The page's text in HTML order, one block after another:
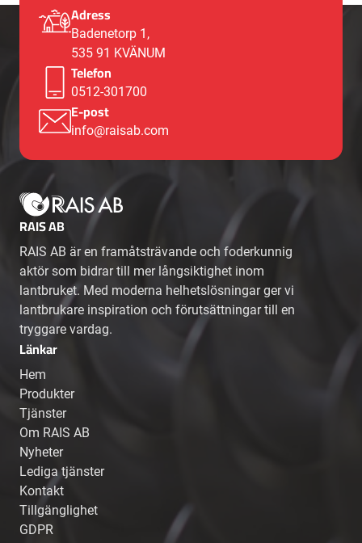
Adress
Badenetorp 1,
535 91 KVÄNUM
Telefon
0512-301700
E-post
info@raisab.com
RAIS AB
RAIS AB är en framåtsträvande och foderkunnig
aktör som bidrar till mer långsiktighet inom
lantbruket. Med moderna helhetslösningar ger vi
lantbrukare inspiration och förutsättningar till en
tryggare vardag.
Länkar
Hem
Produkter
Tjänster
Om RAIS AB
Nyheter
Lediga tjänster
Kontakt
Tillgänglighet
GDPR